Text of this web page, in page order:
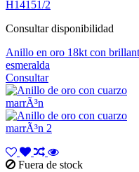
H14151/2
Consultar disponibilidad
Anillo en oro 18kt con
esmeralda
Consultar
Fuera de stock